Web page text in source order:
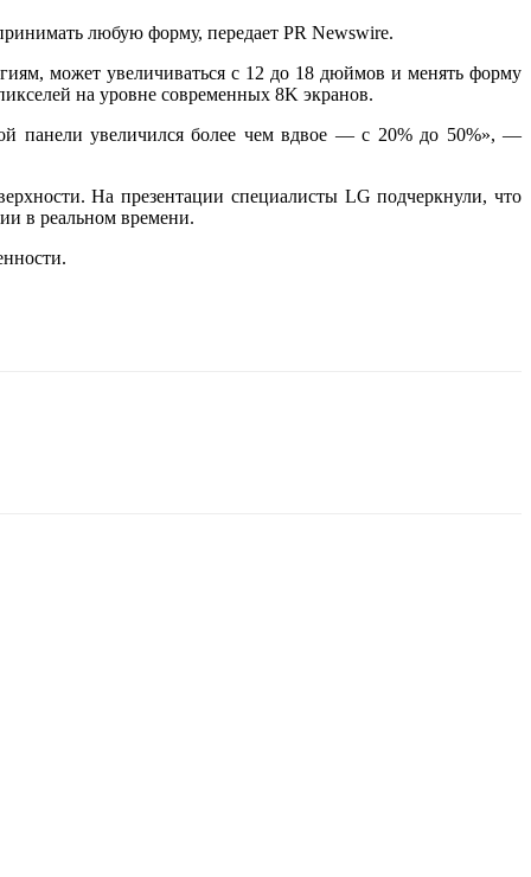
любую форму, передает PR Newswire.
может увеличиваться с 12 до 18 дюймов и менять форму
на уровне современных 8K экранов.
панели увеличился более чем вдвое — с 20% до 50%»‎, —
На презентации специалисты LG подчеркнули, что
в реальном времени.